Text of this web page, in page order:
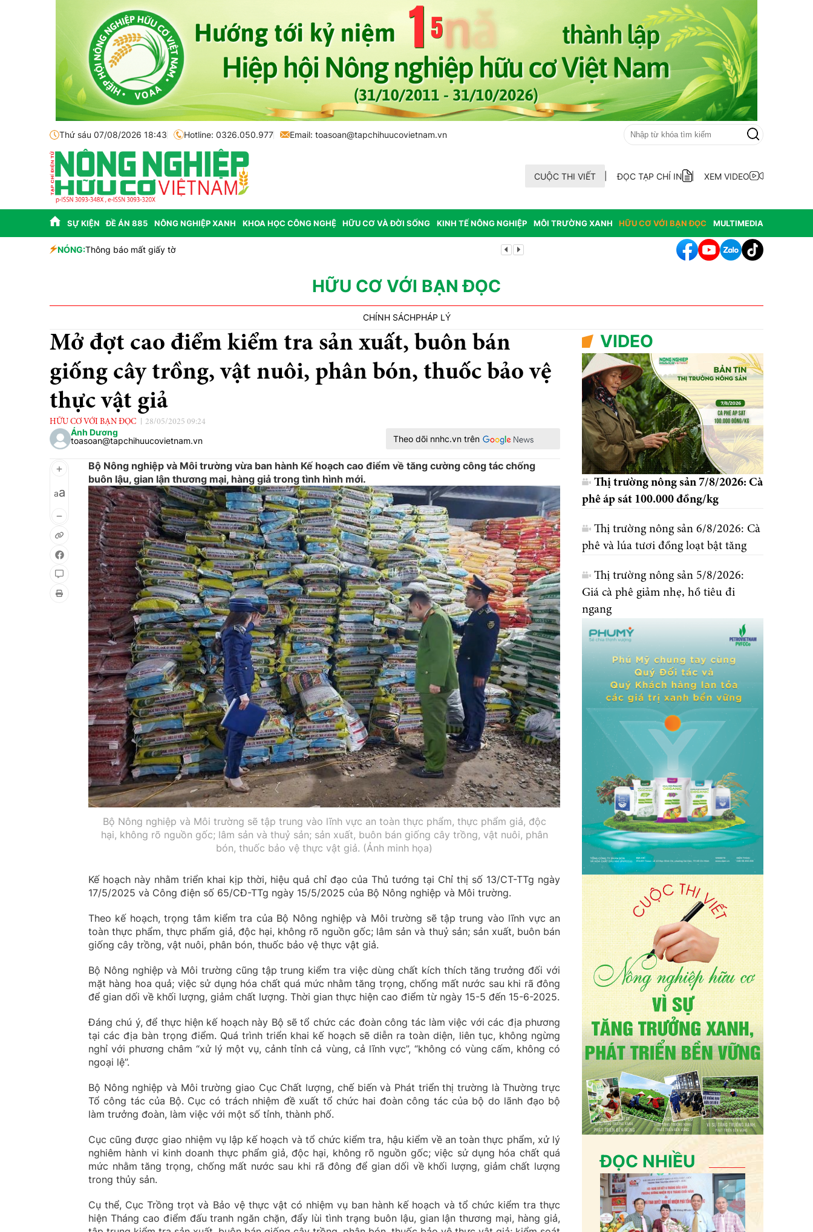
Thứ sáu 07/08/2026 18:43 Hotline: 0326.050.977 Email: toasoan@tapchihuucovietnam.vn
CUỘC THI VIẾT ĐỌC TẠP CHÍ IN XEM VIDEO
SỰ KIỆN ĐỀ ÁN 885 NÔNG NGHIỆP XANH KHOA HỌC CÔNG NGHỆ HỮU CƠ VÀ ĐỜI SỐNG KINH TẾ NÔNG NGHIỆP MÔI TRƯỜNG XANH HỮU CƠ VỚI BẠN ĐỌC MULTIMEDIA
NÓNG:Thông báo mất giấy tờ Lâm Đồng: Không hợp thức hóa diện tích đất vi phạm có nguồn gốc từ phá rừng
HỮU CƠ VỚI BẠN ĐỌC
CHÍNH SÁCHPHÁP LÝ
Mở đợt cao điểm kiểm tra sản xuất, buôn bán
giống cây trồng, vật nuôi, phân bón, thuốc bảo vệ
thực vật giả
HỮU CƠ VỚI BẠN ĐỌC 28/05/2025 09:24
Ánh Dương
toasoan@tapchihuucovietnam.vn
Theo dõi nnhc.vn trên
aa
Bộ Nông nghiệp và Môi trường vừa ban hành Kế hoạch cao điểm về tăng cường công tác chống
buôn lậu, gian lận thương mại, hàng giả trong tình hình mới.
Bộ Nông nghiệp và Môi trường sẽ tập trung vào lĩnh vực an toàn thực phẩm, thực phẩm giả, độc
hại, không rõ nguồn gốc; lâm sản và thuỷ sản; sản xuất, buôn bán giống cây trồng, vật nuôi, phân
bón, thuốc bảo vệ thực vật giả. (Ảnh minh họa)
Kế hoạch này nhằm triển khai kịp thời, hiệu quả chỉ đạo của Thủ tướng tại Chỉ thị số 13/CT-TTg ngày
17/5/2025 và Công điện số 65/CĐ-TTg ngày 15/5/2025 của Bộ Nông nghiệp và Môi trường.
Theo kế hoạch, trọng tâm kiểm tra của Bộ Nông nghiệp và Môi trường sẽ tập trung vào lĩnh vực an
toàn thực phẩm, thực phẩm giả, độc hại, không rõ nguồn gốc; lâm sản và thuỷ sản; sản xuất, buôn bán
giống cây trồng, vật nuôi, phân bón, thuốc bảo vệ thực vật giả.
Bộ Nông nghiệp và Môi trường cũng tập trung kiểm tra việc dùng chất kích thích tăng trưởng đối với
mặt hàng hoa quả; việc sử dụng hóa chất quá mức nhằm tăng trọng, chống mất nước sau khi rã đông
để gian dối về khối lượng, giảm chất lượng. Thời gian thực hiện cao điểm từ ngày 15-5 đến 15-6-2025.
Đáng chú ý, để thực hiện kế hoạch này Bộ sẽ tổ chức các đoàn công tác làm việc với các địa phương
tại các địa bàn trọng điểm. Quá trình triển khai kế hoạch sẽ diễn ra toàn diện, liên tục, không ngừng
nghỉ với phương châm “xử lý một vụ, cảnh tỉnh cả vùng, cả lĩnh vực”, “không có vùng cấm, không có
ngoại lệ”.
Bộ Nông nghiệp và Môi trường giao Cục Chất lượng, chế biến và Phát triển thị trường là Thường trực
Tổ công tác của Bộ. Cục có trách nhiệm đề xuất tổ chức hai đoàn công tác của bộ do lãnh đạo bộ
làm trưởng đoàn, làm việc với một số tỉnh, thành phố.
Cục cũng được giao nhiệm vụ lập kế hoạch và tổ chức kiểm tra, hậu kiểm về an toàn thực phẩm, xử lý
nghiêm hành vi kinh doanh thực phẩm giả, độc hại, không rõ nguồn gốc; việc sử dụng hóa chất quá
mức nhằm tăng trọng, chống mất nước sau khi rã đông để gian dối về khối lượng, giảm chất lượng
trong thủy sản.
Cụ thể, Cục Trồng trọt và Bảo vệ thực vật có nhiệm vụ ban hành kế hoạch và tổ chức kiểm tra thực
hiện Tháng cao điểm đấu tranh ngăn chặn, đẩy lùi tình trạng buôn lậu, gian lận thương mại, hàng giả,
VIDEO
Thị trường nông sản 7/8/2026: Cà
phê áp sát 100.000 đồng/kg
Thị trường nông sản 6/8/2026: Cà
phê và lúa tươi đồng loạt bật tăng
Thị trường nông sản 5/8/2026:
Giá cà phê giảm nhẹ, hồ tiêu đi
ngang
ĐỌC NHIỀU